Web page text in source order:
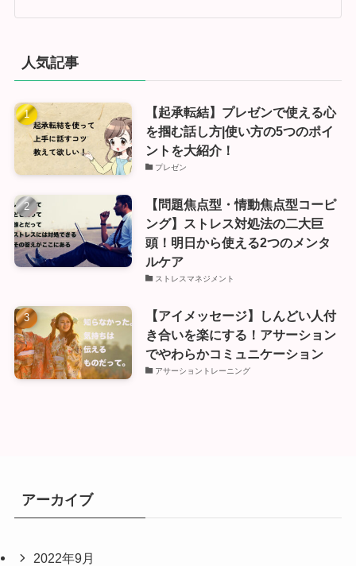
人気記事
【起承転結】プレゼンで使える心
を掴む話し方|使い方の5つのポイ
ントを大紹介！
プレゼン
【問題焦点型・情動焦点型コーピ
ング】ストレス対処法の二大巨
頭！明日から使える2つのメンタ
ルケア
ストレスマネジメント
【アイメッセージ】しんどい人付
き合いを楽にする！アサーション
でやわらかコミュニケーション
アサーショントレーニング
アーカイブ
2022年9月